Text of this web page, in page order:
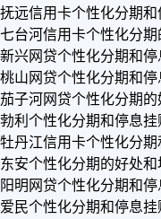
抚远信用卡个性化分期
七台河信用卡个性化分
新兴网贷个性化分期和
桃山网贷个性化分期和
茄子河网贷个性化分期
勃利个性化分期和停息挂
牡丹江信用卡个性化分
东安个性化分期的好处和
阳明网贷个性化分期和
爱民个性化分期和停息挂